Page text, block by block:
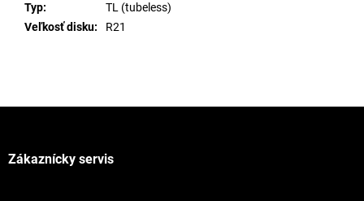
Typ:
TL (tubeless)
Veľkosť disku: R21
Zákaznícky servis